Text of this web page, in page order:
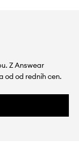
Z Answear
od od rednih cen.